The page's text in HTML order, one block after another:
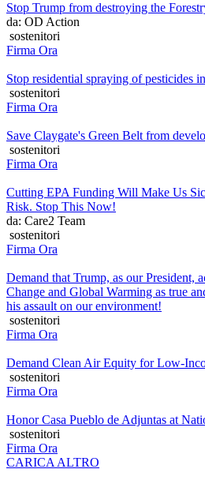
Stop Trump from destroying the
da: OD Action
sostenitori
Firma Ora
Stop residential spraying of pesticides
sostenitori
Firma Ora
Save Claygate's Green Belt from
sostenitori
Firma Ora
Cutting EPA Funding Will Make Us
Risk. Stop This Now!
da: Care2 Team
sostenitori
Firma Ora
Demand that Trump, as our President,
Change and Global Warming as true
his assault on our environment!
sostenitori
Firma Ora
Demand Clean Air Equity for Low-
sostenitori
Firma Ora
Honor Casa Pueblo de Adjuntas at
sostenitori
Firma Ora
CARICA ALTRO